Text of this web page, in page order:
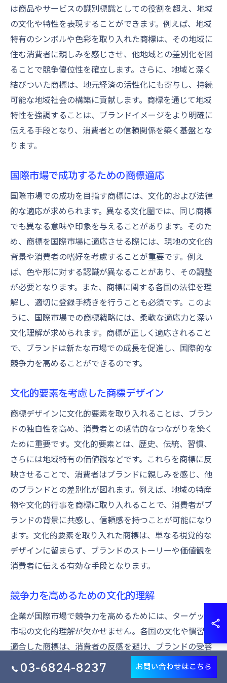
は商品やサービスの識別標識としての役割を超え、地域
の文化や特性を表現することができます。例えば、地域
特有のシンボルや色彩を取り入れた商標は、その地域に
住む消費者に親しみを感じさせ、他地域との差別化を図
ることで競争優位性を確立します。さらに、地域と深く
結びついた商標は、地元経済の活性化にも寄与し、持続
可能な地域社会の構築に貢献します。商標を通じて地域
特性を強調することは、ブランドイメージをより明確に
伝える手段となり、消費者との信頼関係を築く基盤とな
ります。
国際市場で成功するための商標適応
国際市場での成功を目指す商標には、文化的および法律
的な適応が求められます。異なる文化圏では、同じ商標
でも異なる意味や印象を与えることがあります。そのた
め、商標を国際市場に適応させる際には、現地の文化的
背景や消費者の嗜好を考慮することが重要です。例え
ば、色や形に対する認識が異なることがあり、その調整
が必要となります。また、商標に関する各国の法律を理
解し、適切に登録手続きを行うことも必須です。このよ
うに、国際市場での商標戦略には、柔軟な適応力と深い
文化理解が求められます。商標が正しく適応されること
で、ブランドは新たな市場での成長を促進し、国際的な
競争力を高めることができるのです。
文化的要素を考慮した商標デザイン
商標デザインに文化的要素を取り入れることは、ブラン
ドの独自性を高め、消費者との感情的なつながりを築く
ために重要です。文化的要素とは、歴史、伝統、習慣、
さらには地域特有の価値観などです。これらを商標に反
映させることで、消費者はブランドに親しみを感じ、他
のブランドとの差別化が図れます。例えば、地域の特産
物や文化的行事を商標に取り入れることで、消費者がブ
ランドの背景に共感し、信頼感を持つことが可能になり
ます。文化的要素を取り入れた商標は、単なる視覚的な
デザインに留まらず、ブランドのストーリーや価値観を
消費者に伝える有効な手段となります。
競争力を高めるための文化的理解
企業が国際市場で競争力を高めるためには、ターゲット
市場の文化的理解が欠かせません。各国の文化や慣習に
適合した商標は、消費者の反感を避け、ブランドの受容
性を高めます。文化的理解が不足している商標は、消費
者の誤解を招く可能性があり、ブランドイメージに悪影
03-6824-8237 お問い合わせはこちら